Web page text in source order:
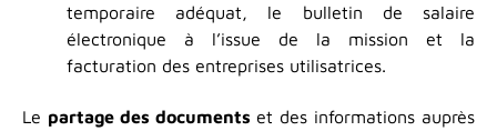
temporaire adéquat, le bulletin de salaire
électronique à l’issue de la mission et la
facturation des entreprises utilisatrices.
Le partage des documents et des informations auprès